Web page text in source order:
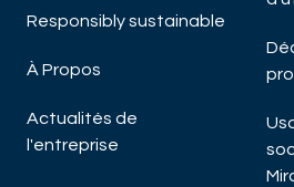
Responsibly sustainable
À Propos
Actualités de
l'entreprise